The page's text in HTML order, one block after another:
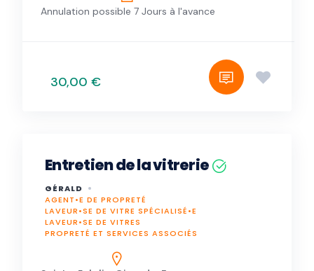
Annulation possible 7 Jours à l'avance
30,00 €
Entretien de la vitrerie
GÉRALD
AGENT•E DE PROPRETÉ
LAVEUR•SE DE VITRE SPÉCIALISÉ•E
LAVEUR•SE DE VITRES
PROPRETÉ ET SERVICES ASSOCIÉS